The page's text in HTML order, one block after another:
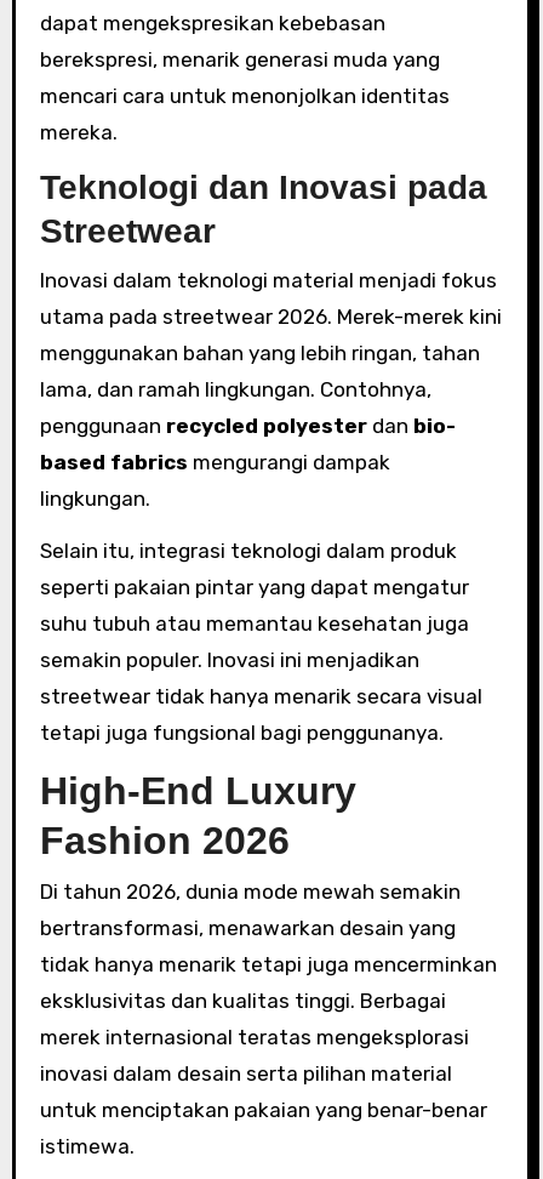
dapat mengekspresikan kebebasan
berekspresi, menarik generasi muda yang
mencari cara untuk menonjolkan identitas
mereka.
Teknologi dan Inovasi pada
Streetwear
Inovasi dalam teknologi material menjadi fokus
utama pada streetwear 2026. Merek-merek kini
menggunakan bahan yang lebih ringan, tahan
lama, dan ramah lingkungan. Contohnya,
penggunaan recycled polyesterdan bio-
based fabrics mengurangi dampak
lingkungan.
Selain itu, integrasi teknologi dalam produk
seperti pakaian pintar yang dapat mengatur
suhu tubuh atau memantau kesehatan juga
semakin populer. Inovasi ini menjadikan
streetwear tidak hanya menarik secara visual
tetapi juga fungsional bagi penggunanya.
High-End Luxury
Fashion 2026
Di tahun 2026, dunia mode mewah semakin
bertransformasi, menawarkan desain yang
tidak hanya menarik tetapi juga mencerminkan
eksklusivitas dan kualitas tinggi. Berbagai
merek internasional teratas mengeksplorasi
inovasi dalam desain serta pilihan material
untuk menciptakan pakaian yang benar-benar
istimewa.